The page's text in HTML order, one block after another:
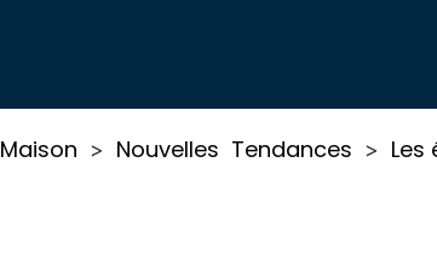
Maison > Nouvelles Tendances >